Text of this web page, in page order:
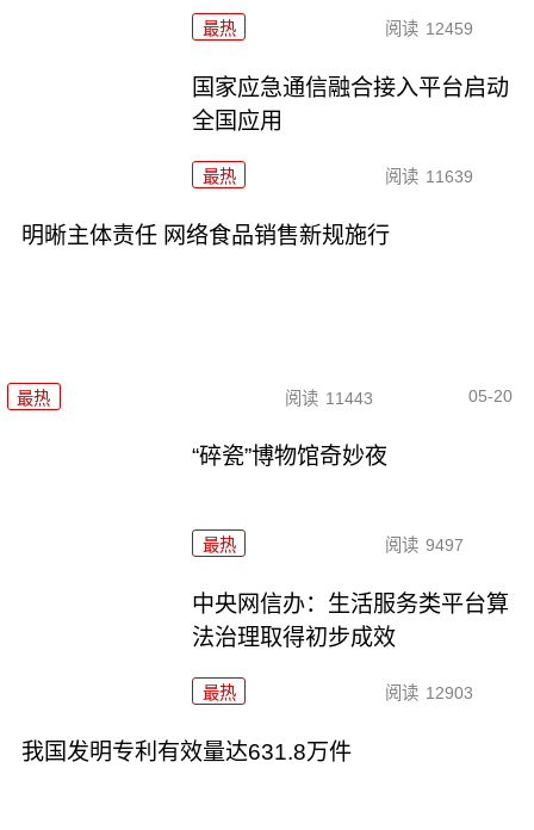
最热 阅读 12459
国家应急通信融合接入平台启动
全国应用
最热 阅读 11639
明晰主体责任 网络食品销售新规施行
最热 阅读 11443 05-20
“碎瓷”博物馆奇妙夜
最热 阅读 9497
中央网信办：生活服务类平台算
法治理取得初步成效
最热 阅读 12903
我国发明专利有效量达631.8万件